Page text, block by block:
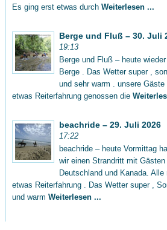
Es ging erst etwas durch Weiterlesen ...
Berge und Fluß – 30. Juli
19:13
Berge und Fluß – heute
Berge . Das Wetter super ,
und sehr warm . unsere Gäste
etwas Reiterfahrung genossen die
beachride – 29. Juli 2026
17:22
beachride – heute Vormittag
wir einen Strandritt mit Gästen
Deutschland und Kanada. Alle
etwas Reiterfahrung . Das Wetter super ,
und warm Weiterlesen ...